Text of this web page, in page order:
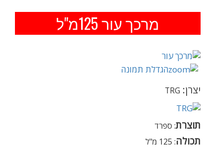
מרכך עור 125מ"ל
הגדלת תמונה
יצרן: TRG
תוצרת: ספרד
תכולה: 125 מ"ל